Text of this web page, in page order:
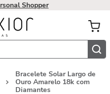
Shopper
Bracelete Solar Largo de
Ouro Amarelo 18k com
Diamantes